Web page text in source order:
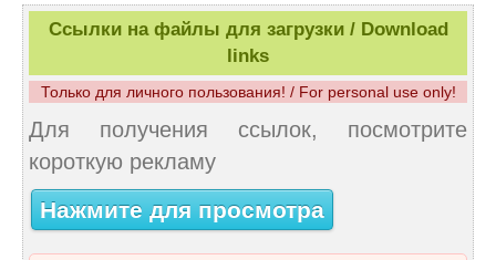
Ссылки на файлы для загрузки / Download
links
Только для личного пользования! / For personal use only!
Для получения ссылок, посмотрите
короткую рекламу
Нажмите для просмотра